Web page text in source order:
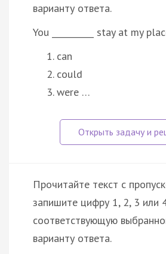
варианту ответа.
You __________ stay at my
can
could
were …
Прочитайте текст с
запишите цифру 1, 2, 3 или
соответствующую
варианту ответа.